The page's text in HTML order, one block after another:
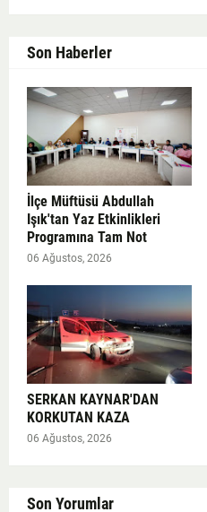
Son Haberler
İlçe Müftüsü Abdullah
Işık'tan Yaz Etkinlikleri
Programına Tam Not
06 Ağustos, 2026
SERKAN KAYNAR'DAN
KORKUTAN KAZA
06 Ağustos, 2026
Son Yorumlar